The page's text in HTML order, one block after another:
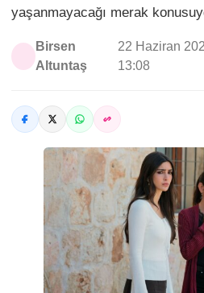
yaşanmayacağı merak
Birsen
Altuntaş
22 Haziran
13:08